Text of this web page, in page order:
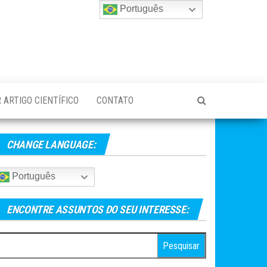
CIENTÍFICO CONTATO
CHANGE LANGUAGE:
Português
ENCONTRE ASSUNTOS DO SEU INTERESSE:
Português